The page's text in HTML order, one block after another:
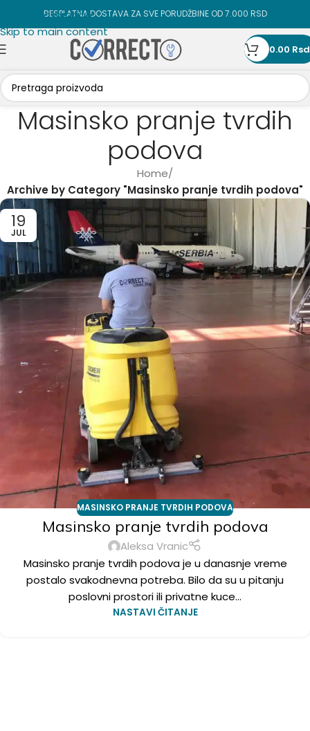
Skip to navigation
Skip to main content
BESPLATNA DOSTAVA ZA SVE PORUDŽBINE OD 7.000 RSD
0.00 Rsd
Masinsko pranje tvrdih
podova
Home/
Archive by Category "Masinsko pranje tvrdih podova"
19
JUL
MASINSKO PRANJE TVRDIH PODOVA
Masinsko pranje tvrdih podova
Aleksa Vranic
Masinsko pranje tvrdih podova je u danasnje vreme
postalo svakodnevna potreba. Bilo da su u pitanju
poslovni prostori ili privatne kuce...
NASTAVI ČITANJE